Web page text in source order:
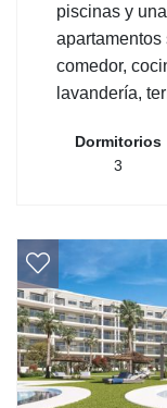
piscinas y
comedor,
lavandería,
Dormitorios
3